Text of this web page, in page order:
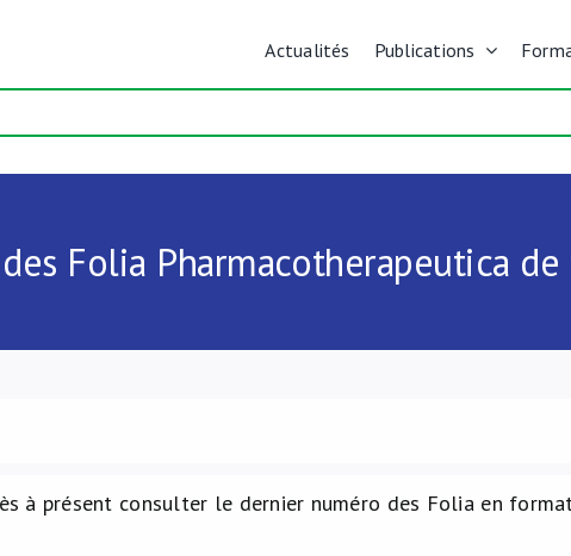
Actualités Publications
Folia Pharmacotherapeutica
à présent consulter le dernier numéro des Folia en